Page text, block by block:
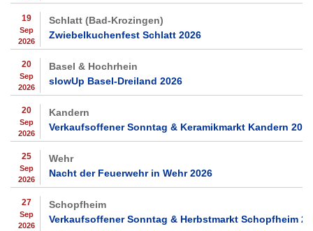
19
Sep
2026
Schlatt (Bad-Krozingen)
Zwiebelkuchenfest Schlatt 2026
20
Sep
2026
Basel & Hochrhein
slowUp Basel-Dreiland 2026
20
Sep
2026
Kandern
Verkaufsoffener Sonntag & Keramikmarkt Kandern 2026
25
Sep
2026
Wehr
Nacht der Feuerwehr in Wehr 2026
27
Sep
2026
Schopfheim
Verkaufsoffener Sonntag & Herbstmarkt Schopfheim